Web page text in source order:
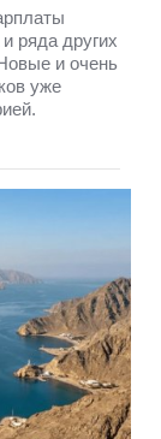
ряда других
и очень
уже